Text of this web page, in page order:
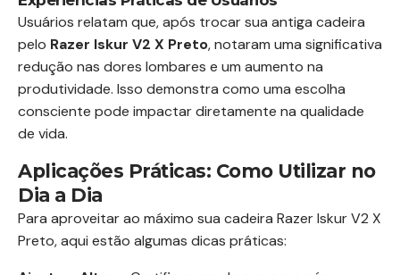
Usuários relatam que, após trocar sua antiga cadeira
pelo Razer Iskur V2 X Preto, notaram uma significativa
redução nas dores lombares e um aumento na
produtividade. Isso demonstra como uma escolha
consciente pode impactar diretamente na qualidade
de vida.
Aplicações Práticas: Como Utilizar no
Dia a Dia
Para aproveitar ao máximo sua cadeira Razer Iskur V2 X
Preto, aqui estão algumas dicas práticas: